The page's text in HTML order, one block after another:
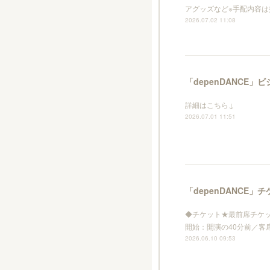
アグッズなど※手配内容
2026.07.02 11:08
「depenDANCE」
詳細はこちら↓
2026.07.01 11:51
「depenDANCE」
◆チケット★最前席チケ
開始：開演の40分前／
2026.06.10 09:53